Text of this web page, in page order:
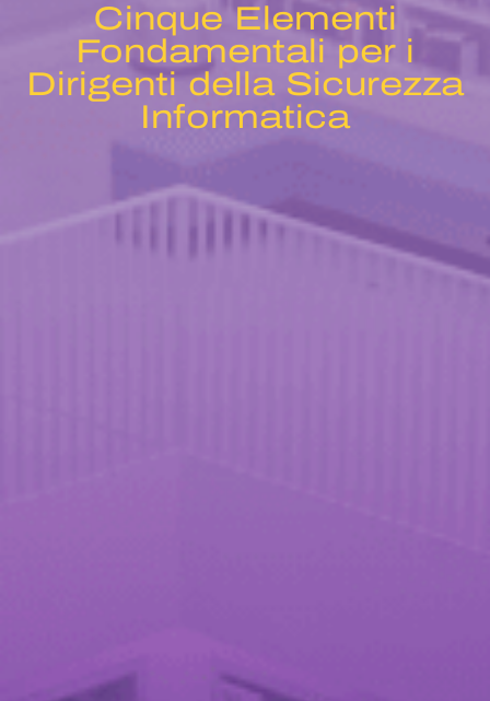
Cinque Elementi
Fondamentali per i
Dirigenti della Sicurezza
Informatica